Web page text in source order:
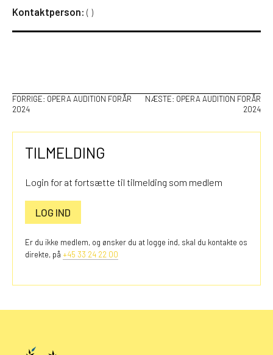
Kontaktperson: ( )
INDLÆGSNAVIGATION
FORRIGE: OPERA AUDITION FORÅR
2024
NÆSTE: OPERA AUDITION FORÅR
2024
TILMELDING
Login for at fortsætte til tilmelding som medlem
LOG IND
Er du ikke medlem, og ønsker du at logge ind, skal du kontakte os
direkte, på +45 33 24 22 00